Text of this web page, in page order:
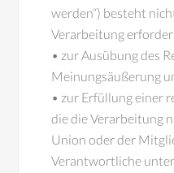
werden“) besteht
Verarbeitung
• zur Ausübung des
Meinungsäußerung
• zur Erfüllung einer
die die Verarbeitung
Union oder der
Verantwortliche